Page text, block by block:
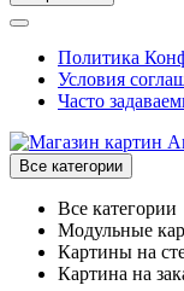
Политика
Условия
Часто
Все категории
Все категории
Модульные
Картины на
Картина на